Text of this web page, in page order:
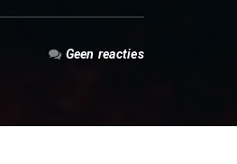
Geen reacties